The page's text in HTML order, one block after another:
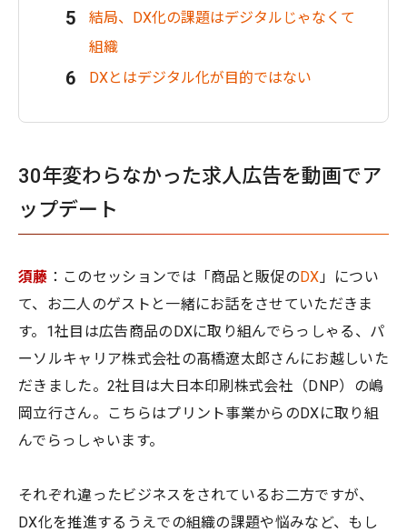
結局、DX化の課題はデジタルじゃなくて
組織
DXとはデジタル化が目的ではない
30年変わらなかった求人広告を動画でア
ップデート
須藤 ：このセッションでは「商品と販促のDX 」につい
て、お二人のゲストと一緒にお話をさせていただきま
す。1社目は広告商品のDXに取り組んでらっしゃる、パ
ーソルキャリア株式会社の髙橋遼太郎さんにお越しいた
だきました。2社目は大日本印刷株式会社（DNP）の嶋
岡立行さん。こちらはプリント事業からのDXに取り組
んでらっしゃいます。
それぞれ違ったビジネスをされているお二方ですが、
DX化を推進するうえでの組織の課題や悩みなど、もし